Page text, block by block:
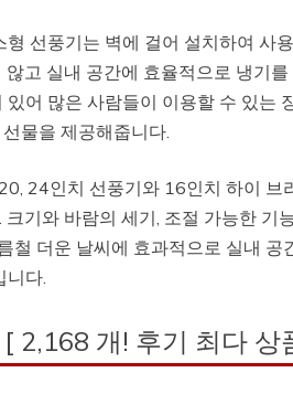
선풍기는 벽에 걸어 설치하여 사
고 실내 공간에 효율적으로 냉기
어 많은 사람들이 이용할 수 있는
물을 제공해줍니다.
24인치 선풍기와 16인치 하이 브
기와 바람의 세기, 조절 가능한 기
철 더운 날씨에 효과적으로 실내
다.
[ 2,168 개! 후기 최다 상